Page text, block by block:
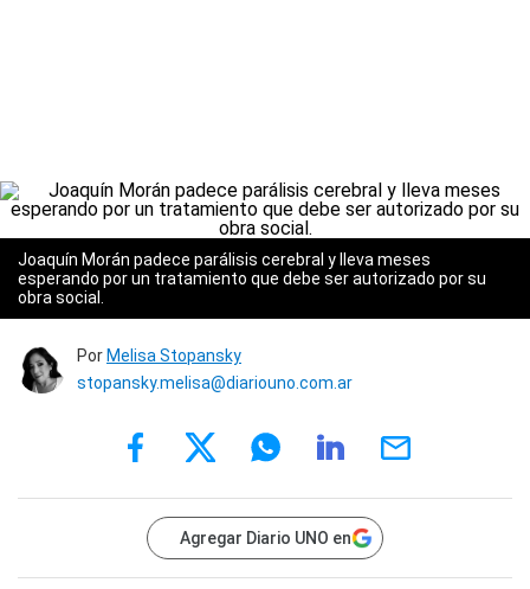
Joaquín Morán padece parálisis cerebral y lleva meses
esperando por un tratamiento que debe ser autorizado por su
obra social.
Por Melisa Stopansky
stopansky.melisa@diariouno.com.ar
Agregar Diario UNO en